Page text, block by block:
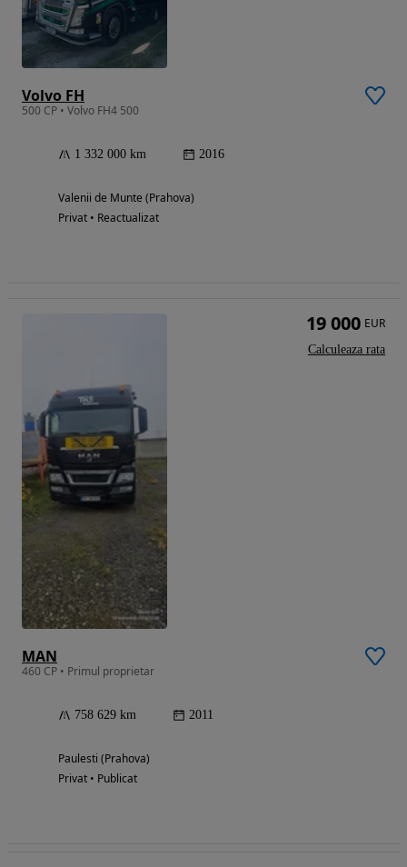
Volvo FH
500 CP • Volvo FH4 500
1 332 000 km 2016
Valenii de Munte (Prahova)
Privat • Reactualizat
MAN
460 CP • Primul proprietar
758 629 km 2011
Paulesti (Prahova)
Privat • Publicat
19 000 EUR
Calculeaza rata